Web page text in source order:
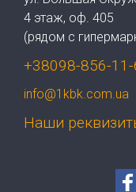
4 этаж, оф. 405
(рядом с
+38098-856-11-
info@1kbk.com.ua
Наши